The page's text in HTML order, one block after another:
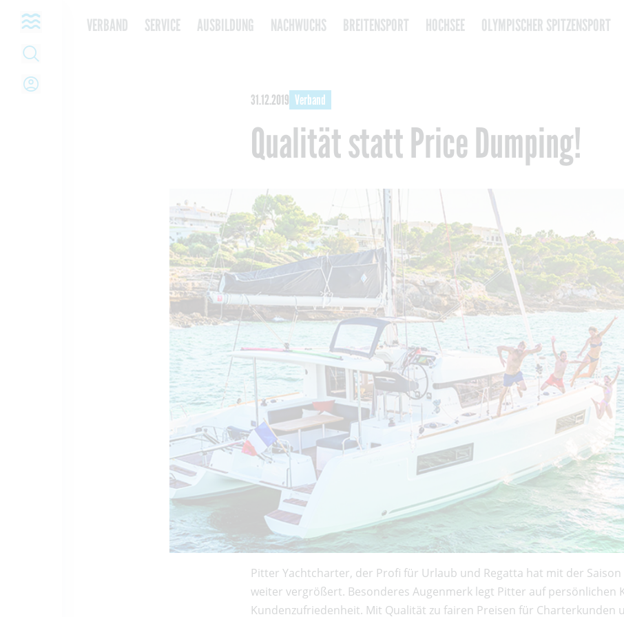
VERBAND SERVICE AUSBILDUNG NACHWUCHS BREITENSPORT HOCHSEE OLYMPISCHER SPITZENSPORT
31.12.2019 Verband
Qualität statt Price Dumping!
Pitter Yachtcharter, der Profi für Urlaub und Regatta hat mit der Saison
weiter vergrößert. Besonderes Augenmerk legt Pitter auf persönlichen
Kundenzufriedenheit. Mit Qualität zu fairen Preisen für Charterkunden